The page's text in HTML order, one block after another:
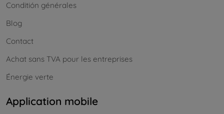
Conditión générales
Blog
Contact
Achat sans TVA pour les entreprises
Énergie verte
Application mobile